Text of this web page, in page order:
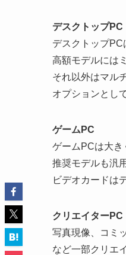
デスクトップPC
デスクトップPC
高額モデルには
それ以外はマル
オプションとし
ゲームPC
ゲームPCは大き
推奨モデルも汎
ビデオカードは
クリエイターPC
写真現像、コミ
など一部クリエ